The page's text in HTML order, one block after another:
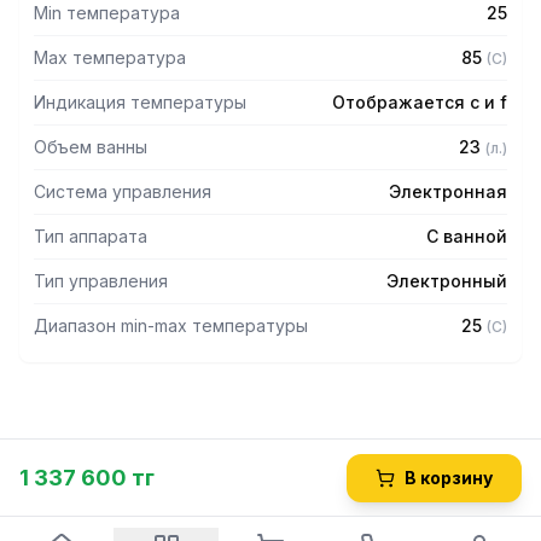
Min температура 25
Max температура 85 (C)
Индикация температуры Отображается c и f
Объем ванны 23 (л.)
Система управления Электронная
Тип аппарата С ванной
Тип управления Электронный
Диапазон min-max температуры 25 (C)
1 337 600 тг В корзину